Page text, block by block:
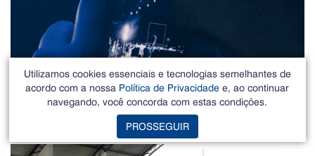
EXPOAGRO 2025: SUCESSO...
Utilizamos cookies essenciais e tecnologias semelhantes de
acordo com a nossa Política de Privacidade e, ao continuar
navegando, você concorda com estas condições.
PROSSEGUIR